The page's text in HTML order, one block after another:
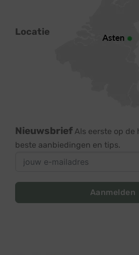
Locatie
Nieuwsbrief Als eerste op de
beste aanbiedingen en tips.
Aanmelden